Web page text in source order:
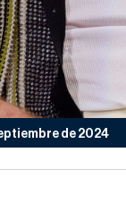
de 2024